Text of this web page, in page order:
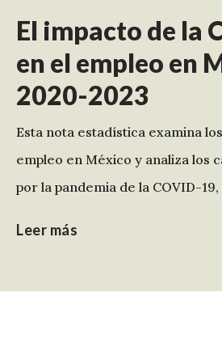
El impacto de la
en el empleo en
2020-2023
Esta nota estadística examina
empleo en México y analiza los
por la pandemia de la COVID-
Leer más